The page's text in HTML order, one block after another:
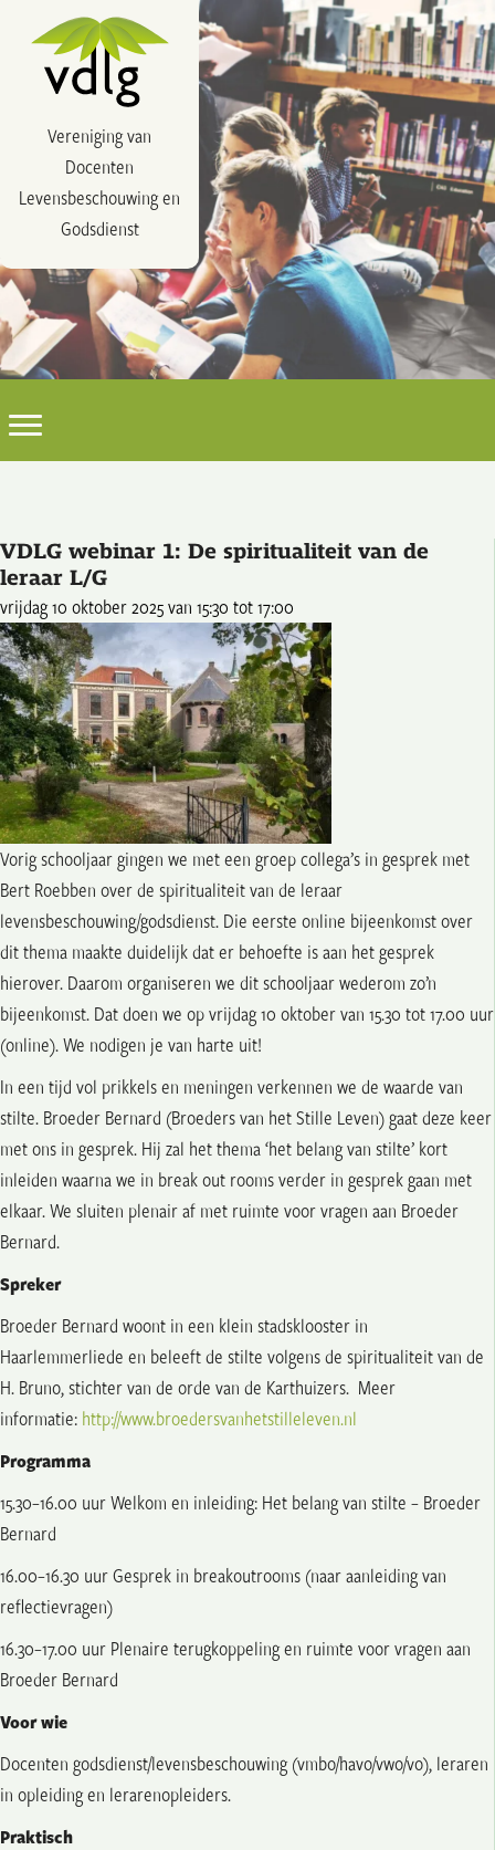
Vereniging van
Docenten
Levensbeschouwing en
Godsdienst
VDLG webinar 1: De spiritualiteit van de
leraar L/G
vrijdag 10 oktober 2025 van 15:30 tot 17:00
Vorig schooljaar gingen we met een groep collega’s in gesprek met
Bert Roebben over de spiritualiteit van de leraar
levensbeschouwing/godsdienst. Die eerste online bijeenkomst over
dit thema maakte duidelijk dat er behoefte is aan het gesprek
hierover. Daarom organiseren we dit schooljaar wederom zo’n
bijeenkomst. Dat doen we op vrijdag 10 oktober van 15.30 tot 17.00 uur
(online). We nodigen je van harte uit!
In een tijd vol prikkels en meningen verkennen we de waarde van
stilte. Broeder Bernard (Broeders van het Stille Leven) gaat deze keer
met ons in gesprek. Hij zal het thema ‘het belang van stilte’ kort
inleiden waarna we in break out rooms verder in gesprek gaan met
elkaar. We sluiten plenair af met ruimte voor vragen aan Broeder
Bernard.
Spreker
Broeder Bernard woont in een klein stadsklooster in
Haarlemmerliede en beleeft de stilte volgens de spiritualiteit van de
H. Bruno, stichter van de orde van de Karthuizers. Meer
informatie: http://www.broedersvanhetstilleleven.nl
Programma
15.30–16.00 uur Welkom en inleiding: Het belang van stilte – Broeder
Bernard
16.00–16.30 uur Gesprek in breakoutrooms (naar aanleiding van
reflectievragen)
16.30–17.00 uur Plenaire terugkoppeling en ruimte voor vragen aan
Broeder Bernard
Voor wie
Docenten godsdienst/levensbeschouwing (vmbo/havo/vwo/vo), leraren
in opleiding en lerarenopleiders.
Praktisch